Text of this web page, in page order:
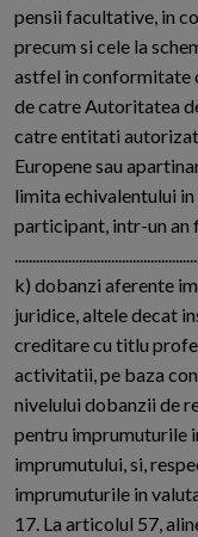
pensii facultative, in
precum si cele la
astfel in conformitate
de catre Autoritatea
catre entitati
Europene sau
limita echivalentului
participant, intr-un an
k) dobanzi aferente
juridice, altele decat
creditare cu titlu
activitatii, pe baza
nivelului dobanzii de
pentru imprumuturile
imprumutului, si,
imprumuturile in
17. La articolul 57,